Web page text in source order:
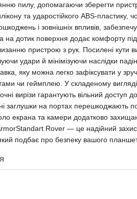
пилу, допомагаючи зберегти
та ударостійкого ABS-пластику,
і зовнішніх впливів,
на дотик поверхня додає комфорту
пристрою з рук. Посилені кути
удари й мінімізуючи наслідки
яку можна легко зафіксувати у
чи геймплею. У складеному
вирізи гарантують вільний доступ
заглушки на портах перешкоджають
екрана та камери додатково
Rover — це надійний захист
подбає про безпеку вашого